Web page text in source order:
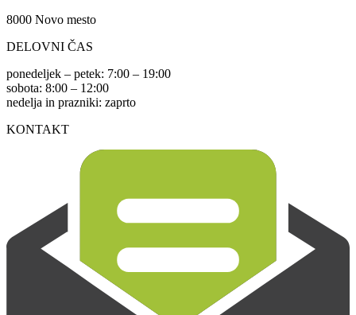
8000 Novo mesto
DELOVNI ČAS
ponedeljek – petek: 7:00 – 19:00
sobota: 8:00 – 12:00
nedelja in prazniki: zaprto
KONTAKT